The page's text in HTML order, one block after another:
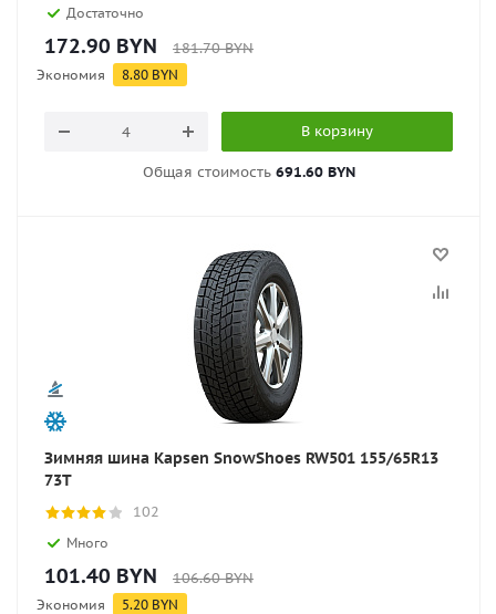
Достаточно
172.90 BYN 181.70BYN
Экономия 8.80 BYN
В корзину
Общая стоимость 691.60 BYN
Зимняя шина Kapsen SnowShoes RW501 155/65R13
73T
102
Много
101.40 BYN 106.60BYN
Экономия 5.20 BYN